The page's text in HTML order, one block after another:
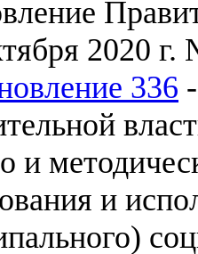
2020
336
и
и